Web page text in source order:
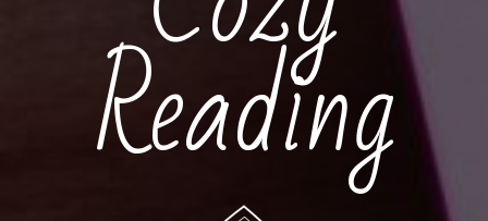
Reading